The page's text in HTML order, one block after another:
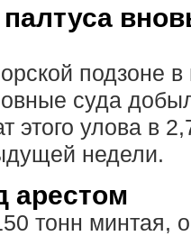
подзоне
суда
этого улова в
недели.
арестом
тонн минтая,